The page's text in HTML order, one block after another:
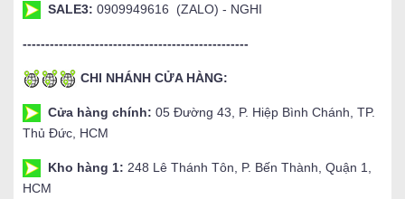
SALE3: 0909949616 (ZALO) - NGHI
--------------------------------------------------
CHI NHÁNH CỬA HÀNG:
Cửa hàng chính: 05 Đường 43, P. Hiệp Bình Chánh, TP.
Thủ Đức, HCM
Kho hàng 1: 248 Lê Thánh Tôn, P. Bến Thành, Quận 1,
HCM